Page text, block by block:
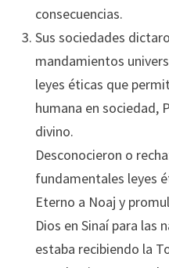
consecuencias.
Sus sociedades
mandamientos
leyes éticas que
humana en sociedad,
divino.
Desconocieron o
fundamentales leyes
Eterno a Noaj y
Dios en Sinaí para las
estaba recibiendo la